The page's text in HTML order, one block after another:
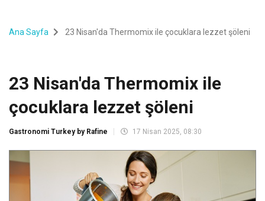
Ana Sayfa 23 Nisan'da Thermomix ile çocuklara lezzet şöleni
23 Nisan'da Thermomix ile
çocuklara lezzet şöleni
Gastronomi Turkey by Rafine 17 Nisan 2025, 08:30